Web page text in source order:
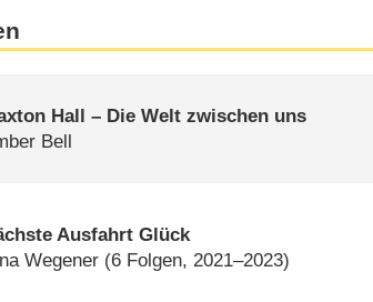
Hall – Die Welt zwischen uns
Bell
Ausfahrt Glück
Wegener (6 Folgen, 2021–2023)